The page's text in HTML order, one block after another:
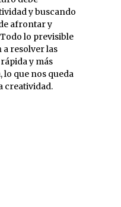
y buscando
afrontar y
lo previsible
a resolver las
y más
lo que nos queda
creatividad.